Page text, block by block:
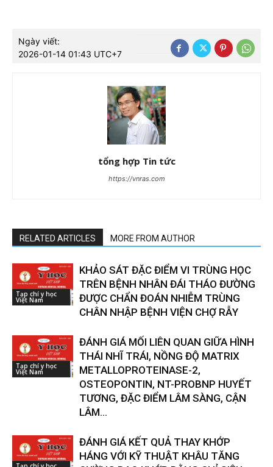
Ngày viết:
2026-01-14 01:43 UTC+7
tổng hợp Tin tức
https://vnras.com
RELATED ARTICLES MORE FROM AUTHOR
Tạp chí y học
Việt Nam
KHẢO SÁT ĐẶC ĐIỂM VI TRÙNG HỌC
TRÊN BỆNH NHÂN ĐÁI THÁO ĐƯỜNG
ĐƯỢC CHẨN ĐOÁN NHIỄM TRÙNG
CHÂN NHẬP BỆNH VIỆN CHỢ RẪY
Tạp chí y học
Việt Nam
ĐÁNH GIÁ MỐI LIÊN QUAN GIỮA HÌNH
THÁI NHĨ TRÁI, NỒNG ĐỘ MATRIX
METALLOPROTEINASE-2,
OSTEOPONTIN, NT-PROBNP HUYẾT
TƯƠNG, ĐẶC ĐIỂM LÂM SÀNG, CẬN
LÂM...
ĐÁNH GIÁ KẾT QUẢ THAY KHỚP
HÁNG VỚI KỸ THUẬT KHÂU TĂNG